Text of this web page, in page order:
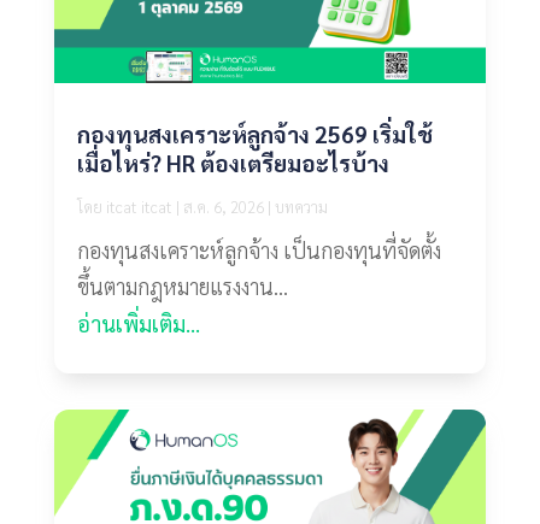
กองทุนสงเคราะห์ลูกจ้าง 2569 เริ่มใช้
เมื่อไหร่? HR ต้องเตรียมอะไรบ้าง
โดย itcat itcat | ส.ค. 6, 2026| บทความ
กองทุนสงเคราะห์ลูกจ้าง เป็นกองทุนที่จัดตั้ง
ขึ้นตามกฎหมายแรงงาน...
อ่านเพิ่มเติม...